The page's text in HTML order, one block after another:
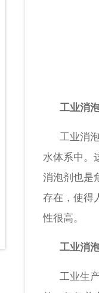
工业消
工业消泡
水体系中。
消泡剂也是
存在，使得
性很高。
工业消
工业生产